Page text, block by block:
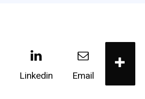
Linkedin Email